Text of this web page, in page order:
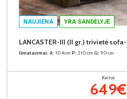
NAUJIENA YRA SANDĖLYJE
Išmatavimai: A: 104cm P: 210cm G: 90cm
Kaina:
649€